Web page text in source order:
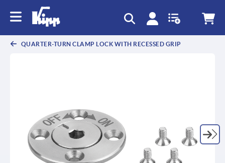
QUARTER-TURN CLAMP LOCK WITH RECESSED GRIP